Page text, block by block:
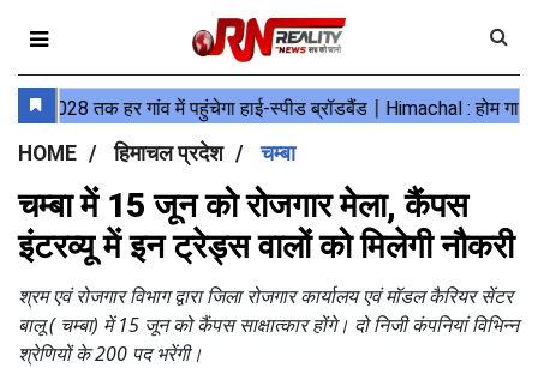
HOME हिमाचल प्रदेश चम्बा
चम्बा में 15 जून को रोजगार मेला, कैंपस
इंटरव्यू में इन ट्रेड्स वालों को मिलेगी नौकरी
श्रम एवं रोजगार विभाग द्वारा जिला रोजगार कार्यालय एवं मॉडल कैरियर सेंटर
बालू ( चम्बा) में 15 जून को कैंपस साक्षात्कार होंगे। दो निजी कंपनियां विभिन्न
श्रेणियों के 200 पद भरेंगी।